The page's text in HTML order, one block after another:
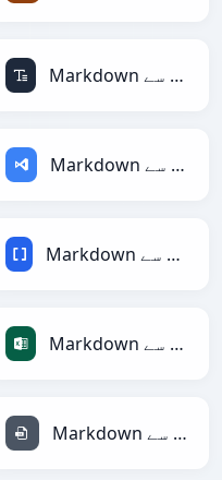
Markdown سے ASCII
Markdown سے ASP
Markdown سے BBCode
Markdown سے Excel
Markdown سے INI